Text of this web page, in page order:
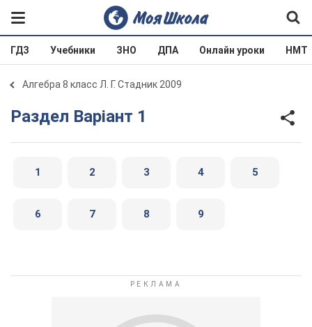
ГДЗ Учебники ЗНО ДПА Онлайн уроки НМТ
Алгебра 8 класс Л. Г. Стадник 2009
Раздел Варіант 1
1 2 3 4 5
6 7 8 9